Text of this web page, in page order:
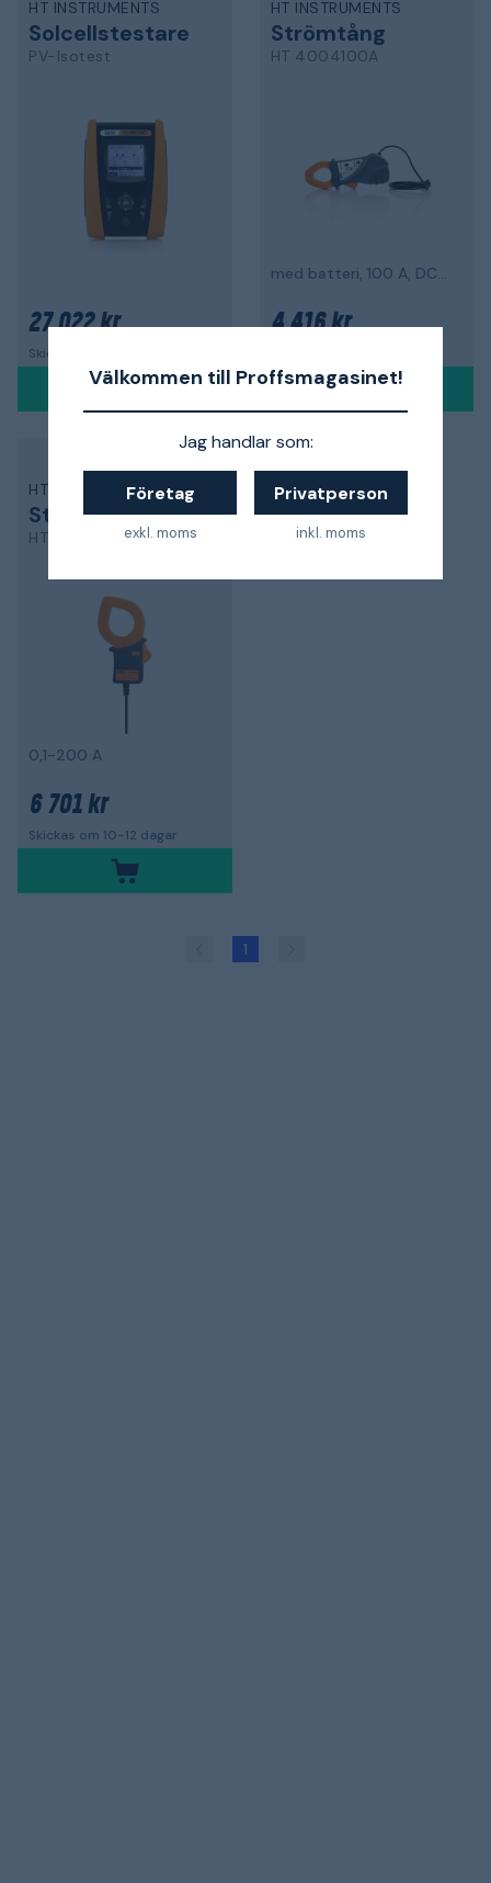
Välkommen till Proffsmagasinet!
Jag handlar som:
Företag
exkl. moms
Privatperson
inkl. moms
HT INSTRUMENTS
Solcellstestare
PV-Isotest
27 022 kr
Skickas om 10-12 dagar
HT INSTRUMENTS
Strömtång
HT 4004100A
med batteri, 100 A, DC/AC
4 416 kr
HT INSTRUMENTS
Strömtång
HT 4005K
0,1-200 A
6 701 kr
Skickas om 10-12 dagar
1